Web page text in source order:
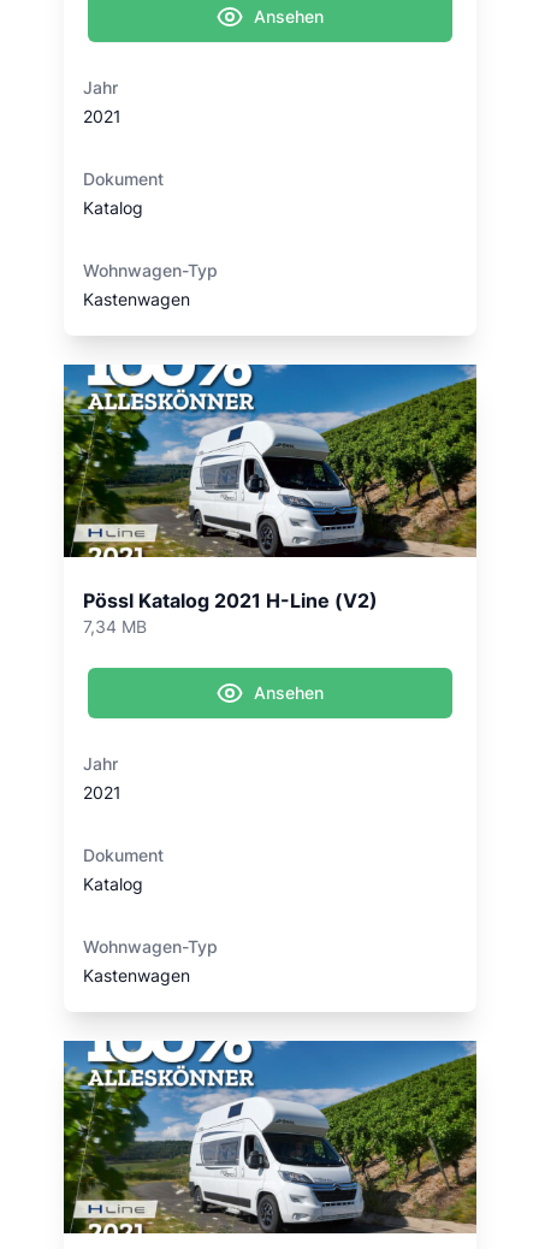
Ansehen
Jahr
2021
Dokument
Katalog
Wohnwagen-Typ
Kastenwagen
Pössl Katalog 2021 H-Line (V2)
7,34 MB
Ansehen
Jahr
2021
Dokument
Katalog
Wohnwagen-Typ
Kastenwagen